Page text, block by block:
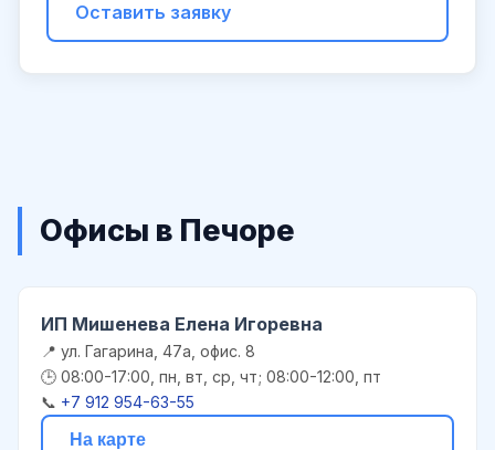
Оставить заявку
Офисы в Печоре
ИП Мишенева Елена Игоревна
📍 ул. Гагарина, 47а, офис. 8
🕒 08:00-17:00, пн, вт, ср, чт; 08:00-12:00, пт
📞 +7 912 954-63-55
На карте